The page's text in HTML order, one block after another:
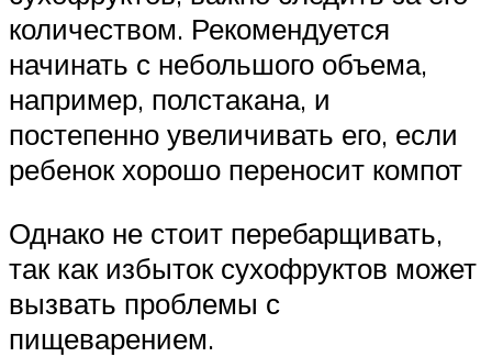
количеством. Рекомендуется
начинать с небольшого объема,
например, полстакана, и
постепенно увеличивать его, если
ребенок хорошо переносит компот
Однако не стоит перебарщивать,
так как избыток сухофруктов может
вызвать проблемы с
пищеварением.